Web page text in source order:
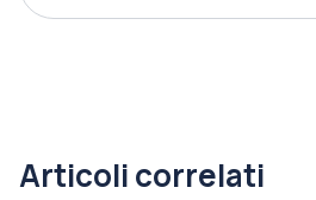
Articoli correlati